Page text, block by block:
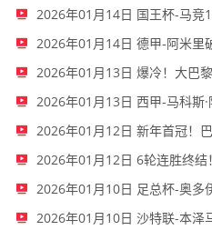
2026年01月10日 沙特联-本泽